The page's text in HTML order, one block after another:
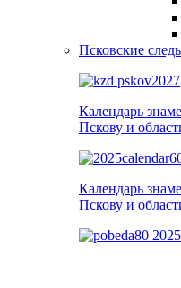
Псковские
Календарь
Пскову и
Календарь
Пскову и